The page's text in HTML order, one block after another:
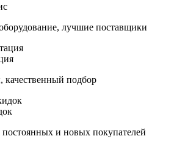
лучшие поставщики
качественный подбор
и новых покупателей